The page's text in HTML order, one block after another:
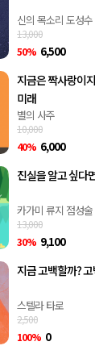
신의 목소리 도성수
13,000
50% 6,500
지금은 짝사랑이
미래
별의 사주
10,000
40% 6,000
진실을 알고 싶다
카가미 류지 점성술
13,000
30% 9,100
지금 고백할까?
스텔라 타로
2,500
100% 0